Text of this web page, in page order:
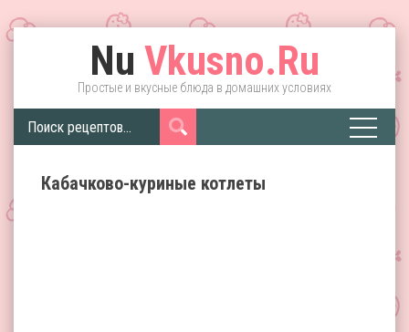
Nu Vkusno.Ru
Простые и вкусные блюда в домашних условиях
Кабачково-куриные котлеты